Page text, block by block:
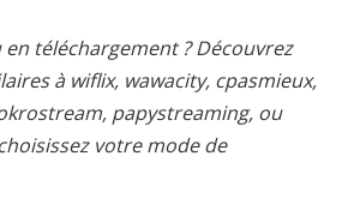
téléchargement ? Découvrez
à wiflix, wawacity, cpasmieux,
papystreaming, ou
votre mode de